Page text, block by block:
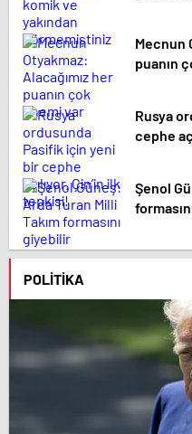
Mecnun
puanın
Rusya
cephe
Şenol
POLITIKA